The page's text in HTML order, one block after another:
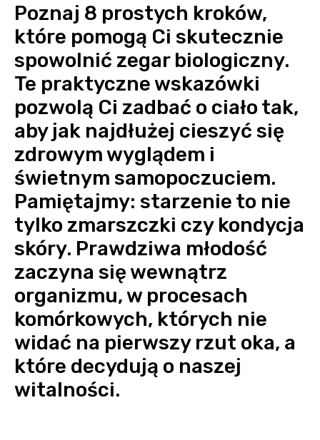
Poznaj 8 prostych kroków,
które pomogą Ci skutecznie
spowolnić zegar biologiczny.
Te praktyczne wskazówki
pozwolą Ci zadbać o ciało tak,
aby jak najdłużej cieszyć się
zdrowym wyglądem i
świetnym samopoczuciem.
Pamiętajmy: starzenie to nie
tylko zmarszczki czy kondycja
skóry. Prawdziwa młodość
zaczyna się wewnątrz
organizmu, w procesach
komórkowych, których nie
widać na pierwszy rzut oka, a
które decydują o naszej
witalności.